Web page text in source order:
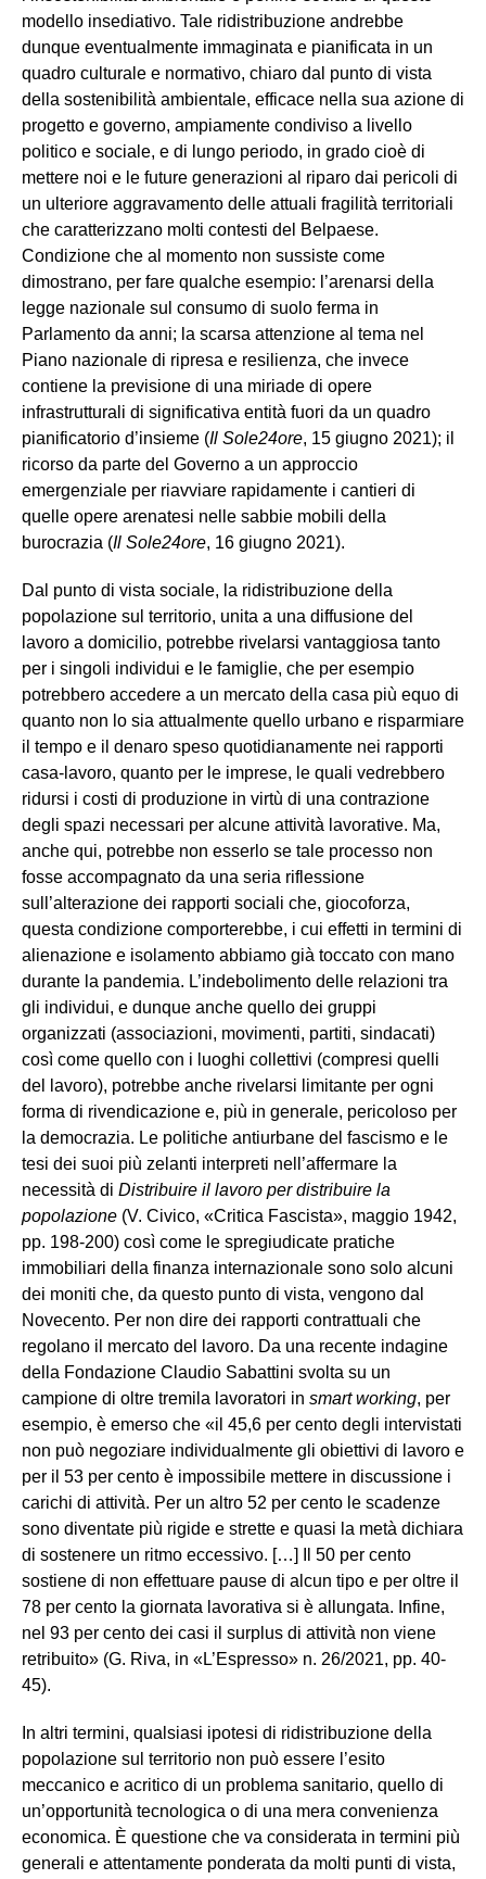
modello insediativo. Tale ridistribuzione andrebbe
dunque eventualmente immaginata e pianificata in un
quadro culturale e normativo, chiaro dal punto di vista
della sostenibilità ambientale, efficace nella sua azione di
progetto e governo, ampiamente condiviso a livello
politico e sociale, e di lungo periodo, in grado cioè di
mettere noi e le future generazioni al riparo dai pericoli di
un ulteriore aggravamento delle attuali fragilità territoriali
che caratterizzano molti contesti del Belpaese.
Condizione che al momento non sussiste come
dimostrano, per fare qualche esempio: l’arenarsi della
legge nazionale sul consumo di suolo ferma in
Parlamento da anni; la scarsa attenzione al tema nel
Piano nazionale di ripresa e resilienza, che invece
contiene la previsione di una miriade di opere
infrastrutturali di significativa entità fuori da un quadro
pianificatorio d’insieme (Il Sole24ore, 15 giugno 2021); il
ricorso da parte del Governo a un approccio
emergenziale per riavviare rapidamente i cantieri di
quelle opere arenatesi nelle sabbie mobili della
burocrazia (Il Sole24ore, 16 giugno 2021).
Dal punto di vista sociale, la ridistribuzione della
popolazione sul territorio, unita a una diffusione del
lavoro a domicilio, potrebbe rivelarsi vantaggiosa tanto
per i singoli individui e le famiglie, che per esempio
potrebbero accedere a un mercato della casa più equo di
quanto non lo sia attualmente quello urbano e risparmiare
il tempo e il denaro speso quotidianamente nei rapporti
casa-lavoro, quanto per le imprese, le quali vedrebbero
ridursi i costi di produzione in virtù di una contrazione
degli spazi necessari per alcune attività lavorative. Ma,
anche qui, potrebbe non esserlo se tale processo non
fosse accompagnato da una seria riflessione
sull’alterazione dei rapporti sociali che, giocoforza,
questa condizione comporterebbe, i cui effetti in termini di
alienazione e isolamento abbiamo già toccato con mano
durante la pandemia. L’indebolimento delle relazioni tra
gli individui, e dunque anche quello dei gruppi
organizzati (associazioni, movimenti, partiti, sindacati)
così come quello con i luoghi collettivi (compresi quelli
del lavoro), potrebbe anche rivelarsi limitante per ogni
forma di rivendicazione e, più in generale, pericoloso per
la democrazia. Le politiche antiurbane del fascismo e le
tesi dei suoi più zelanti interpreti nell’affermare la
necessità di Distribuire il lavoro per distribuire la
popolazione (V. Civico, «Critica Fascista», maggio 1942,
pp. 198-200) così come le spregiudicate pratiche
immobiliari della finanza internazionale sono solo alcuni
dei moniti che, da questo punto di vista, vengono dal
Novecento. Per non dire dei rapporti contrattuali che
regolano il mercato del lavoro. Da una recente indagine
della Fondazione Claudio Sabattini svolta su un
campione di oltre tremila lavoratori in smart working, per
esempio, è emerso che «il 45,6 per cento degli intervistati
non può negoziare individualmente gli obiettivi di lavoro e
per il 53 per cento è impossibile mettere in discussione i
carichi di attività. Per un altro 52 per cento le scadenze
sono diventate più rigide e strette e quasi la metà dichiara
di sostenere un ritmo eccessivo. […] Il 50 per cento
sostiene di non effettuare pause di alcun tipo e per oltre il
78 per cento la giornata lavorativa si è allungata. Infine,
nel 93 per cento dei casi il surplus di attività non viene
retribuito» (G. Riva, in «L’Espresso» n. 26/2021, pp. 40-
45).
In altri termini, qualsiasi ipotesi di ridistribuzione della
popolazione sul territorio non può essere l’esito
meccanico e acritico di un problema sanitario, quello di
un’opportunità tecnologica o di una mera convenienza
economica. È questione che va considerata in termini più
generali e attentamente ponderata da molti punti di vista,